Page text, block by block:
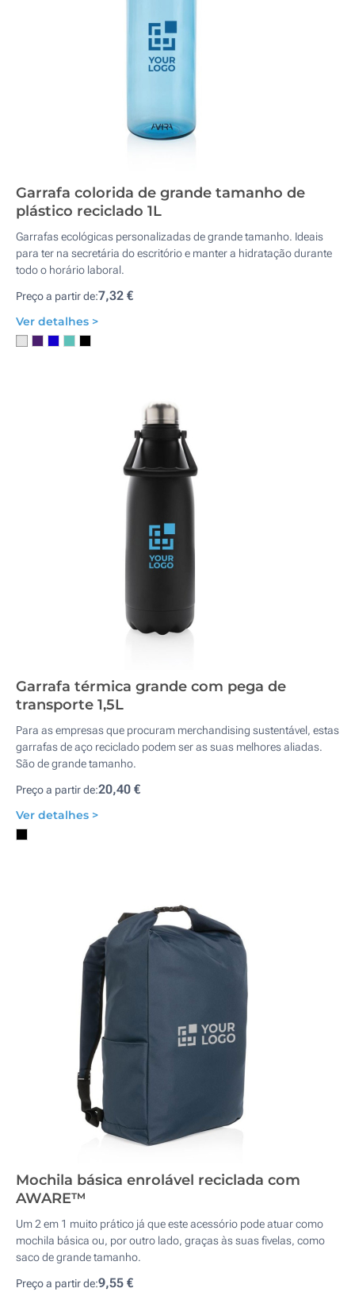
Garrafa colorida de grande tamanho de
plástico reciclado 1L
Garrafas ecológicas personalizadas de grande tamanho. Ideais
para ter na secretária do escritório e manter a hidratação durante
todo o horário laboral.
Preço a partir de:7,32 €
Ver detalhes >
Garrafa térmica grande com pega de
transporte 1,5L
Para as empresas que procuram merchandising sustentável, estas
garrafas de aço reciclado podem ser as suas melhores aliadas.
São de grande tamanho.
Preço a partir de:20,40 €
Ver detalhes >
Mochila básica enrolável reciclada com
AWARE™
Um 2 em 1 muito prático já que este acessório pode atuar como
mochila básica ou, por outro lado, graças às suas fivelas, como
saco de grande tamanho.
Preço a partir de:9,55 €